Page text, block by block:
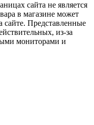
сайта не является
в магазине может
сайте. Представленные
из-за
мониторами и